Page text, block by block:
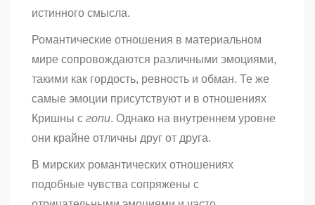
истинного смысла.
Романтические отношения в материальном
мире сопровождаются различными эмоциями,
такими как гордость, ревность и обман. Те же
самые эмоции присутствуют и в отношениях
Кришны с гопи. Однако на внутреннем уровне
они крайне отличны друг от друга.
В мирских романтических отношениях
подобные чувства сопряжены с